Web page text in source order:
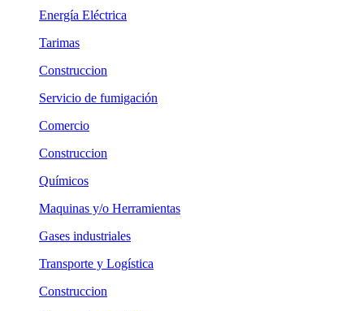
Energía Eléctrica
Tarimas
Construccion
Servicio de fumigación
Comercio
Construccion
Químicos
Maquinas y/o Herramientas
Gases industriales
Transporte y Logística
Construccion